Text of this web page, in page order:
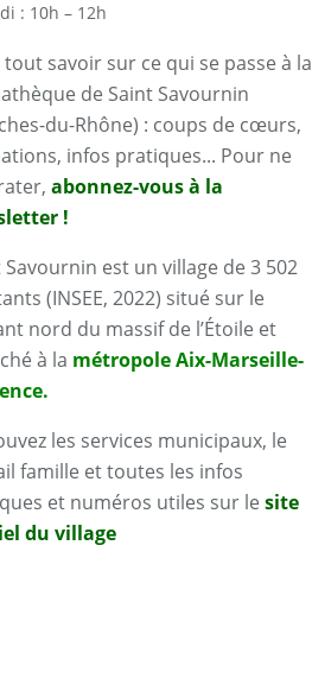
: 10h – 12h
savoir sur ce qui se passe à la
de Saint Savournin
du-Rhône) : coups de cœurs,
infos pratiques... Pour ne
abonnez-vous à la
!
Savournin est un village de 3 502
(INSEE, 2022) situé sur le
nord du massif de l’Étoile et
à la métropole Aix-Marseille-
les services municipaux, le
famille et toutes les infos
et numéros utiles sur le site
du village